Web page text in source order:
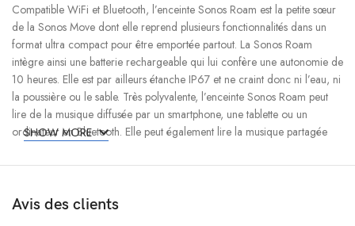
Compatible WiFi et Bluetooth, l’enceinte Sonos Roam est la petite sœur
de la Sonos Move dont elle reprend plusieurs fonctionnalités dans un
format ultra compact pour être emportée partout. La Sonos Roam
intègre ainsi une batterie rechargeable qui lui confère une autonomie de
10 heures. Elle est par ailleurs étanche IP67 et ne craint donc ni l’eau, ni
la poussière ou le sable. Très polyvalente, l’enceinte Sonos Roam peut
lire de la musique diffusée par un smartphone, une tablette ou un
ordinateur en Bluetooth. Elle peut également lire la musique partagée
ligne une fois qu’elle est connectée à la Box Internet du domicile en
interface de contrôle mais aussi via l’application Sonos pour iOS et
SHOW MORE
Avis des clients